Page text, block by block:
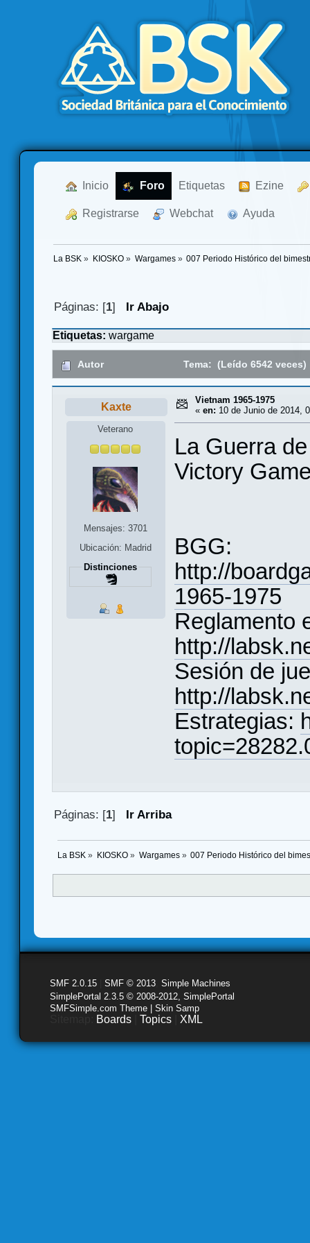
Inicio Foro Etiquetas Ezine
Registrarse Webchat Ayuda
La BSK » KIOSKO» Wargames» 007 Periodo Histórico del
Páginas: [1] Ir Abajo
Etiquetas: wargame
Autor Tema: (Leído 6542 veces)
Kaxte
Veterano
Mensajes: 3701
Ubicación: Madrid
Distinciones
Vietnam 1965-1975
« en: 10 de Junio de 2014,
La Guerra
Victory
BGG:
http://
1965-1975
Reglamento
http://
Sesión de
http://
Estrategias:
Páginas: [1] Ir Arriba
La BSK » KIOSKO» Wargames» 007 Periodo Histórico del
SMF 2.0.15 SMF © 2013 Simple Machines
SimplePortal 2.3.5 © 2008-2012, SimplePortal
SMFSimple.com Theme | Skin Samp
Boards Topics XML